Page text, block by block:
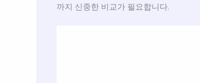
까지 신중한 비교가 필요합니다.